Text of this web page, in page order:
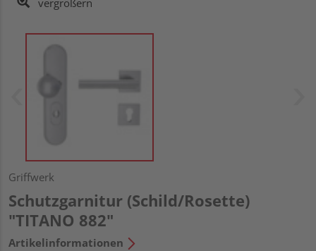
Griffwerk
Schutzgarnitur (Schild/Rosette)
"TITANO 882"
Artikelinformationen